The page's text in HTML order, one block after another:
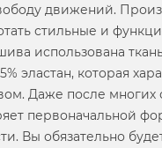
движений.
стильные и
использована
эластан, которая
Даже после многих
первоначальной
Вы обязательно